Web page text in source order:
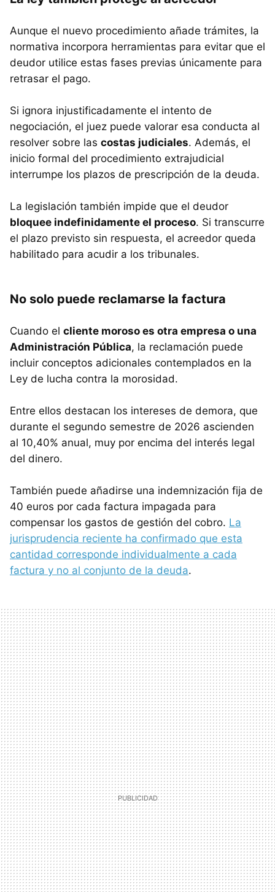
Aunque el nuevo procedimiento añade trámites, la
normativa incorpora herramientas para evitar que el
deudor utilice estas fases previas únicamente para
retrasar el pago.
Si ignora injustificadamente el intento de
negociación, el juez puede valorar esa conducta al
resolver sobre las costas judiciales. Además, el
inicio formal del procedimiento extrajudicial
interrumpe los plazos de prescripción de la deuda.
La legislación también impide que el deudor
bloquee indefinidamente el proceso. Si transcurre
el plazo previsto sin respuesta, el acreedor queda
habilitado para acudir a los tribunales.
No solo puede reclamarse la factura
Cuando el cliente moroso es otra empresa o una
Administración Pública, la reclamación puede
incluir conceptos adicionales contemplados en la
Ley de lucha contra la morosidad.
Entre ellos destacan los intereses de demora, que
durante el segundo semestre de 2026 ascienden
al 10,40% anual, muy por encima del interés legal
del dinero.
También puede añadirse una indemnización fija de
40 euros por cada factura impagada para
compensar los gastos de gestión del cobro. La
jurisprudencia reciente ha confirmado que esta
cantidad corresponde individualmente a cada
factura y no al conjunto de la deuda.